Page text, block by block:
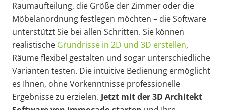
Raumaufteilung, die Größe der Zimmer oder die
Möbelanordnung festlegen möchten – die Software
unterstützt Sie bei allen Schritten. Sie können
realistische Grundrisse in 2D und 3D erstellen,
Räume flexibel gestalten und sogar unterschiedliche
Varianten testen. Die intuitive Bedienung ermöglicht
es Ihnen, ohne Vorkenntnisse professionelle
Ergebnisse zu erzielen. Jetzt mit der 3D Architekt